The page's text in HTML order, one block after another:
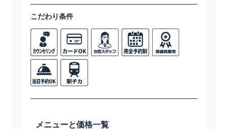
こだわり条件
メニューと価格一覧